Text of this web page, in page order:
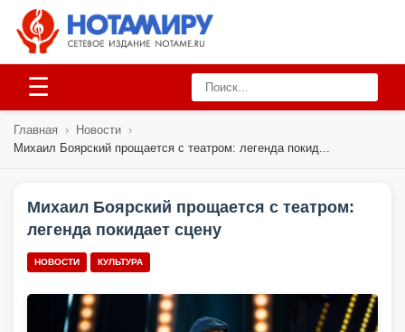
☰
Главная › Новости ›
Михаил Боярский прощается с театром: легенда покид...
Михаил Боярский прощается с театром:
легенда покидает сцену
НОВОСТИ КУЛЬТУРА